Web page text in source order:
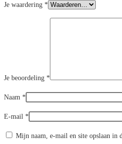
Je waardering *
Je beoordeling *
Naam *
E-mail *
Mijn naam, e-mail en site opslaan in